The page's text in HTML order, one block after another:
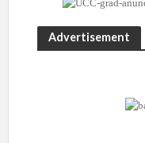
Advertisement